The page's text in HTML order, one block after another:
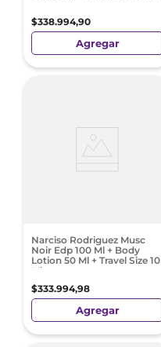
$338.994,90
Agregar
Narciso Rodriguez Musc
Noir Edp 100 Ml + Body
Lotion 50 Ml + Travel Size 10
Ml
$333.994,98
Agregar